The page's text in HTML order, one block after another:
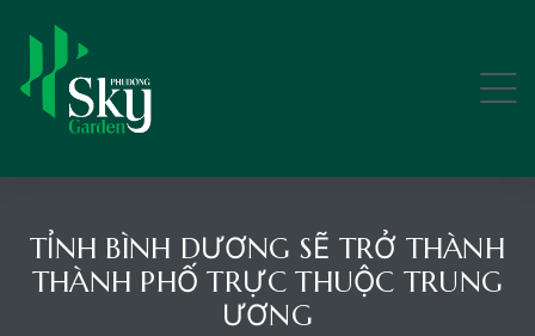
TỈNH BÌNH DƯƠNG SẼ TRỞ THÀNH
THÀNH PHỐ TRỰC THUỘC TRUNG
ƯƠNG
kín